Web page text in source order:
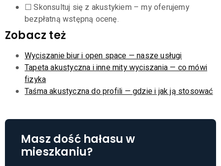
☐ Skonsultuj się z akustykiem – my oferujemy
bezpłatną wstępną ocenę.
Zobacz też
Wyciszanie biur i open space — nasze usługi
Tapeta akustyczna i inne mity wyciszania — co mówi
fizyka
Taśma akustyczna do profili — gdzie i jak ją stosować
Masz dość hałasu w
mieszkaniu?